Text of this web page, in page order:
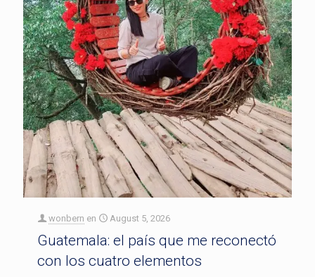
wonbern en August 5, 2026
Guatemala: el país que me reconectó
con los cuatro elementos